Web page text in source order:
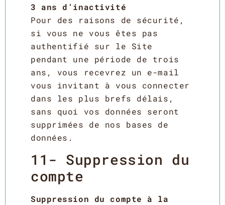
3 ans d’inactivité
Pour des raisons de sécurité,
si vous ne vous êtes pas
authentifié sur le Site
pendant une période de trois
ans, vous recevrez un e-mail
vous invitant à vous connecter
dans les plus brefs délais,
sans quoi vos données seront
supprimées de nos bases de
données.
11- Suppression du
compte
Suppression du compte à la